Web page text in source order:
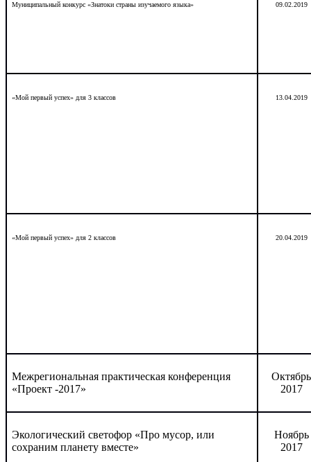
Муниципальный конкурс «Знатоки страны изучаемого языка» 09.02.2019
«Мой первый успех» для 3 классов 13.04.2019
«Мой первый успех» для 2 классов 20.04.2019
Межрегиональная практическая конференция
«Проект -2017»
Октябрь
2017
Экологический светофор «Про мусор, или
сохраним планету вместе»
Ноябрь
2017